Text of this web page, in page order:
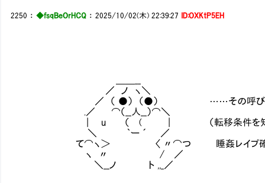
2250 ：◆fsqBeOrHCQ ：2025/10/02(木) 22:39:27 ID:OXKtP5EH
／ ノ ヽ＼
／ （ ●） （●） ……その呼び方はくすぐっ
.／ ⌒（__人__）⌒＼
| u （ ( | （転移条件を知ってるライネスが
＼ ｀ー ´ ／
て⌒ヽ＞ 〈 〃⌒つ 睡姦レイプ確定だな
ヽ 〃 / ／
＼__ノ ト ,,_／